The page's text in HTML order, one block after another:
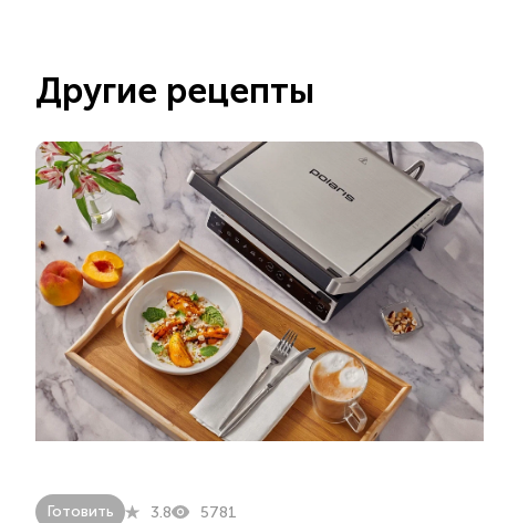
Другие рецепты
Готовить 3.8 5781